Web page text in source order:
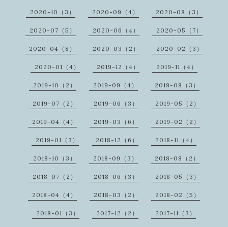
2020-10（3） 2020-09（4） 2020-08（3）
2020-07（5） 2020-06（4） 2020-05（7）
2020-04（8） 2020-03（2） 2020-02（3）
2020-01（4） 2019-12（4） 2019-11（4）
2019-10（2） 2019-09（4） 2019-08（3）
2019-07（2） 2019-06（3） 2019-05（2）
2019-04（4） 2019-03（6） 2019-02（2）
2019-01（3） 2018-12（6） 2018-11（4）
2018-10（3） 2018-09（3） 2018-08（2）
2018-07（2） 2018-06（3） 2018-05（3）
2018-04（4） 2018-03（2） 2018-02（5）
2018-01（3） 2017-12（2） 2017-11（3）